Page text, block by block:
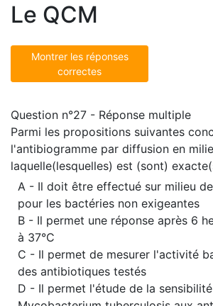
Le QCM
Montrer les réponses
correctes
Question n°27 - Réponse multiple
Parmi les propositions suivantes
l'antibiogramme par diffusion en
laquelle(lesquelles) est (sont)
A - Il doit être effectué sur milieu
pour les bactéries non exigeantes
B - Il permet une réponse après 6
à 37°C
C - Il permet de mesurer l'activité
des antibiotiques testés
D - Il permet l'étude de la